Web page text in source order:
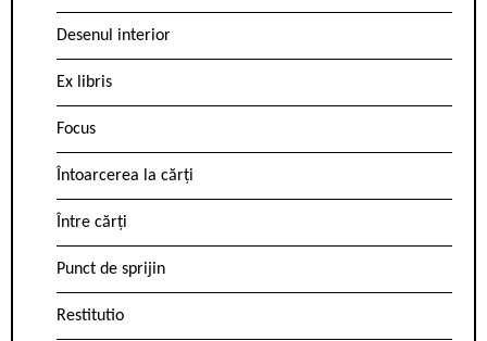
Desenul interior
Ex libris
Focus
Întoarcerea la cărți
Între cărți
Punct de sprijin
Restitutio